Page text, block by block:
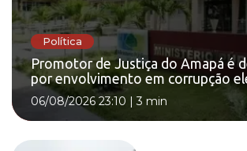
Política
Promotor de Justiça do Amapá é
por envolvimento em corrupção
06/08/2026 23:10 |3 min